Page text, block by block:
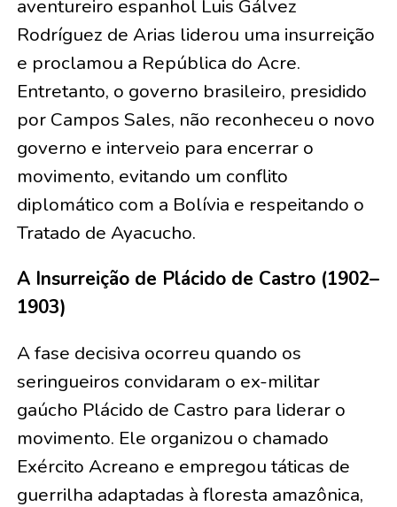
aventureiro espanhol Luis Gálvez
Rodríguez de Arias liderou uma insurreição
e proclamou a República do Acre.
Entretanto, o governo brasileiro, presidido
por Campos Sales, não reconheceu o novo
governo e interveio para encerrar o
movimento, evitando um conflito
diplomático com a Bolívia e respeitando o
Tratado de Ayacucho.
A Insurreição de Plácido de Castro (1902–
1903)
A fase decisiva ocorreu quando os
seringueiros convidaram o ex-militar
gaúcho Plácido de Castro para liderar o
movimento. Ele organizou o chamado
Exército Acreano e empregou táticas de
guerrilha adaptadas à floresta amazônica,